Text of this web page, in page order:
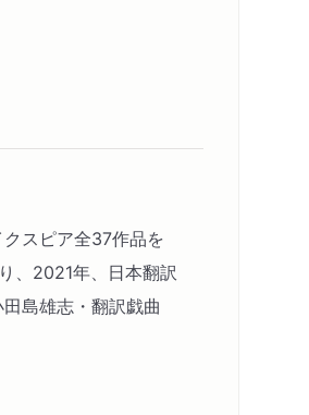
スピア全37作品を
、2021年、日本翻訳
島雄志・翻訳戯曲